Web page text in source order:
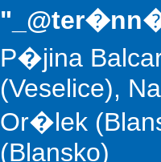
P�jina
(Veselice),
Or�lek
(Blansko)